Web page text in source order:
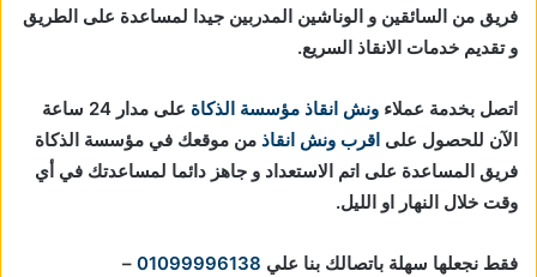
فريق من السائقين و الوناشين المدربين جيدا لمساعدة على الطريق
و تقديم خدمات الانقاذ السريع.
اتصل بخدمة عملاء ونش انقاذ مؤسسة الذكاة
على مدار 24 ساعة
الآن للحصول على اقرب ونش انقاذ من موقعك في مؤسسة الذكاة
فريق المساعدة على اتم الاستعداد و جاهز دائما لمساعدتك في أي
وقت خلال النهار او الليل.
فقط نجعلها سهلة باتصالك بنا علي 01099996138
–